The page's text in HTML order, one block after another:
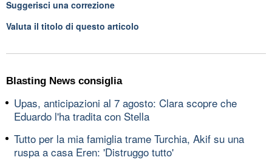
Suggerisci una correzione
Valuta il titolo di questo articolo
Blasting News consiglia
Upas, anticipazioni al 7 agosto: Clara scopre che
Eduardo l'ha tradita con Stella
Tutto per la mia famiglia trame Turchia, Akif su una
ruspa a casa Eren: 'Distruggo tutto'